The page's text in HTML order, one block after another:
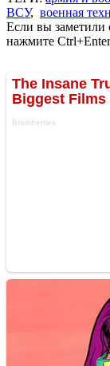
ВСУ, военная
Если вы заметили
нажмите